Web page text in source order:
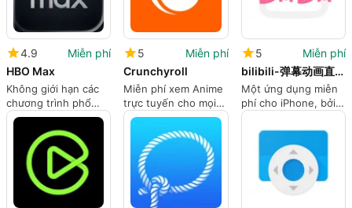
4.9
Miễn phí
HBO Max
Không giới hạn các
chương trình phổ
biến và nội dung
5
Miễn phí
Crunchyroll
Miễn phí xem Anime
trực tuyến cho mọi
người.
5
Miễn phí
bilibili-弹幕动画直播高清视频
Một ứng dụng miễn
phí cho iPhone, bởi
HODE HK LIMITED.